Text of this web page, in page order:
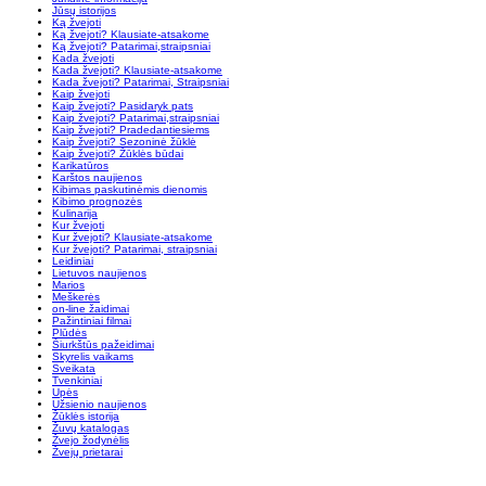
Jūsų istorijos
Ką žvejoti
Ką žvejoti? Klausiate-atsakome
Ką žvejoti? Patarimai,straipsniai
Kada žvejoti
Kada žvejoti? Klausiate-atsakome
Kada žvejoti? Patarimai, Straipsniai
Kaip žvejoti
Kaip žvejoti? Pasidaryk pats
Kaip žvejoti? Patarimai,straipsniai
Kaip žvejoti? Pradedantiesiems
Kaip žvejoti? Sezoninė žūklė
Kaip žvejoti? Žūklės būdai
Karikatūros
Karštos naujienos
Kibimas paskutinėmis dienomis
Kibimo prognozės
Kulinarija
Kur žvejoti
Kur žvejoti? Klausiate-atsakome
Kur žvejoti? Patarimai, straipsniai
Leidiniai
Lietuvos naujienos
Marios
Meškerės
on-line žaidimai
Pažintiniai filmai
Plūdės
Šiurkštūs pažeidimai
Skyrelis vaikams
Sveikata
Tvenkiniai
Upės
Užsienio naujienos
Žūklės istorija
Žuvų katalogas
Žvejo žodynėlis
Žvejų prietarai